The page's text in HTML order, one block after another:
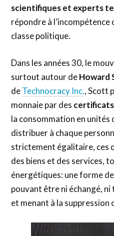
scientifiques et experts
répondre à l’incompétence
classe politique.
Dans les années 30, le
surtout autour deHoward
deTechnocracy Inc., Scott
monnaie par des
la consommation en unités
distribuer à chaque
strictement égalitaire, ces
des biens et des services,
énergétiques: une forme
pouvant être ni échangé,
et menant à la suppression